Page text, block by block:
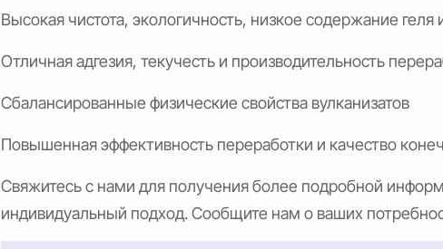
Высокая чистота, экологичность, низкое содержание геля
Отличная адгезия, текучесть и производительность
Сбалансированные физические свойства вулканизатов
Повышенная эффективность переработки и качество
Свяжитесь с нами для получения более подробной
индивидуальный подход. Сообщите нам о ваших